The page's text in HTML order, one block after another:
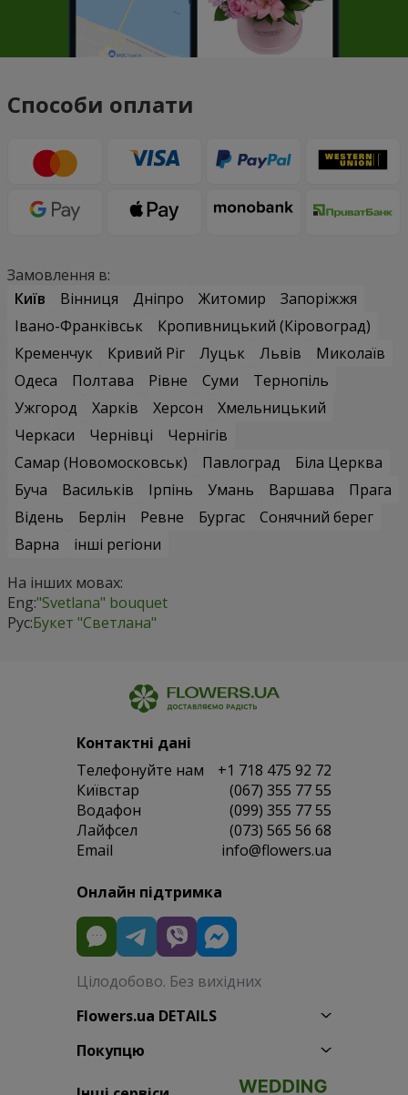
Способи оплати
Замовлення в:
Київ
Вінниця Дніпро Житомир
Запоріжжя
Івано-Франківськ
Кропивницький (Кіровоград)
Кременчук
Кривий Ріг Луцьк Львів
Миколаїв
Одеса
Полтава Рівне Суми
Тернопіль
Ужгород
Харків Херсон
Хмельницький
Черкаси
Чернівці
Чернігів
Самар (Новомосковськ)
Павлоград
Біла Церква
Буча
Васильків Ірпінь Умань Варшава
Прага
Відень
Берлін Ревне Бургас
Сонячний берег
Варна
інші регіони
На інших мовах:
Eng:"Svetlana" bouquet
Рус:Букет "Светлана"
Контактні дані
Телефонуйте нам
+1 718 475 92 72
Київстар
(067) 355 77 55
Водафон
(099) 355 77 55
Лайфсел
(073) 565 56 68
Email
info@flowers.ua
Онлайн підтримка
Цілодобово. Без вихідних
Flowers.ua DETAILS
Покупцю